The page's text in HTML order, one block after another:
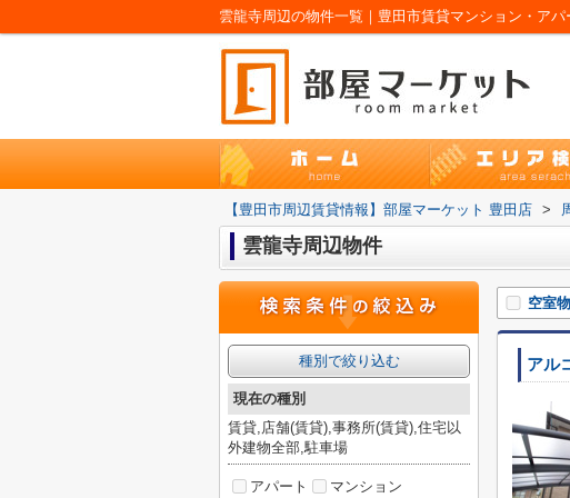
雲龍寺周辺の物件一覧｜豊田市賃貸マンション・ア
【豊田市周辺賃貸情報】部屋マーケット 豊田店 >
雲龍寺周辺物件
空室
アル
種別で絞り込む
現在の種別
賃貸,店舗(賃貸),事務所(賃貸),住宅以
外建物全部,駐車場
アパート
マンション